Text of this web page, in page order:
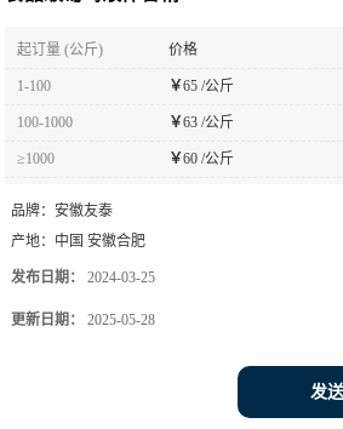
起订量 (公斤) 价格
1-100 ￥65 /公斤
100-1000 ￥63 /公斤
≥1000 ￥60 /公斤
品牌： 安徽友泰
产地： 中国 安徽合肥
发布日期： 2024-03-25
更新日期： 2025-05-28
发